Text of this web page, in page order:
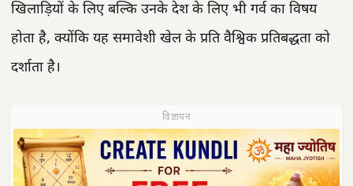
खिलाड़ियों के लिए बल्कि उनके देश के लिए भी गर्व का विषय
होता है, क्योंकि यह समावेशी खेल के प्रति वैश्विक प्रतिबद्धता को
दर्शाता है।
विज्ञापन